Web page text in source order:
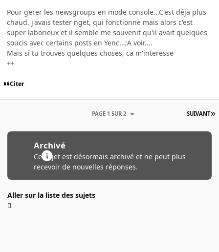
Pour gerer les newsgroups en mode console...C'est déjà plus
chaud, j'avais tester nget, qui fonctionne mais alors c'est
super laborieux et il semble me souvenit qu'il avait quelques
soucis avec certains posts en Yenc...;A voir....
Mais si tu trouves quelques choses, ca m'interesse
++
Citer
SUIVANT
PAGE 1 SUR 2
Archivé
Ce sujet est désormais archivé et ne peut plus
recevoir de nouvelles réponses.
Aller sur la liste des sujets